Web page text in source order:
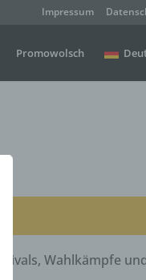
Impressum
Promowolsch
Wahlkämpfe